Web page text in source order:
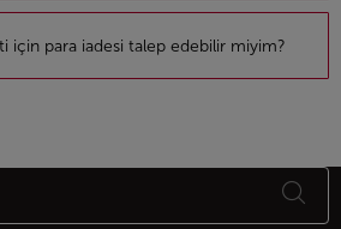
için para iadesi talep edebilir miyim?
haritası